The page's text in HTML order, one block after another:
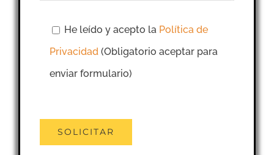
He leído y acepto la Política de
Privacidad (Obligatorio aceptar para
enviar formulario)